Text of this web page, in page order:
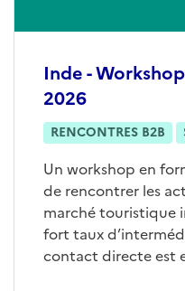
Inde -
2026
RENCONTRES B2B
Un workshop en
de rencontrer les
marché touristique
fort taux
contact directe est